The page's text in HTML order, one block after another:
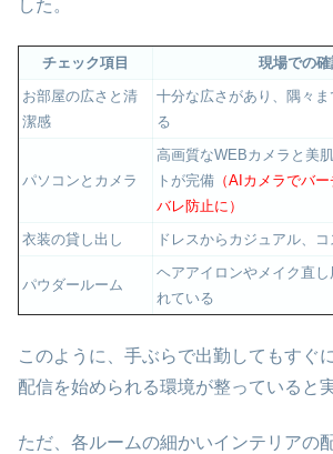
した。
チェック項目
現場での
お部屋の広さと清
潔感
十分な広さがあり、隅々
る
パソコンとカメラ
高画質なWEBカメラと美
トが完備 （AIカメラでバ
バレ防止に）
衣装の貸し出し
ドレスからカジュアル、
パウダールーム
ヘアアイロンやメイク直
れている
このように、手ぶらで出勤してもすぐ
配信を始められる環境が整っていると
ただ、各ルームの細かいインテリアの